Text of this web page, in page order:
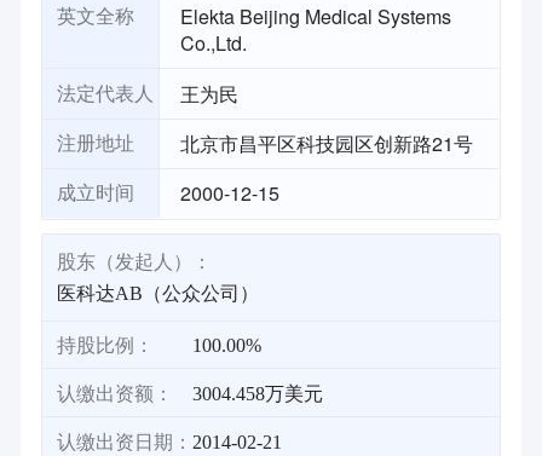
英文全称
Elekta Beijing Medical Systems
Co.,Ltd.
法定代表人 王为民
注册地址 北京市昌平区科技园区创新路21号
成立时间 2000-12-15
股东（发起人）：
医科达AB（公众公司）
持股比例： 100.00%
认缴出资额： 3004.458万美元
认缴出资日期： 2014-02-21